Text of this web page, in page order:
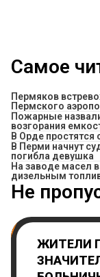
Самое
Пермяков
Пермского
Пожарные
возгорания
В Орде
​В Перми начнут
погибла девушка
На заводе масел
дизельным
Не
ЖИТЕЛИ